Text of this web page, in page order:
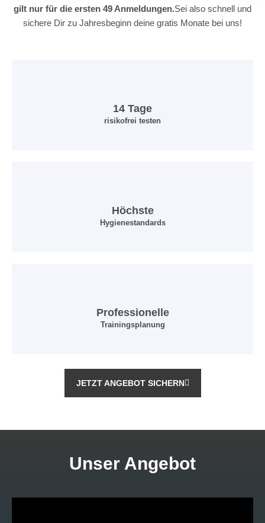
gilt nur für die ersten 49 Anmeldungen.Sei also schnell und
sichere Dir zu Jahresbeginn deine gratis Monate bei uns!
14 Tage
risikofrei testen
Höchste
Hygienestandards
Professionelle
Trainingsplanung
JETZT ANGEBOT SICHERN
Unser Angebot